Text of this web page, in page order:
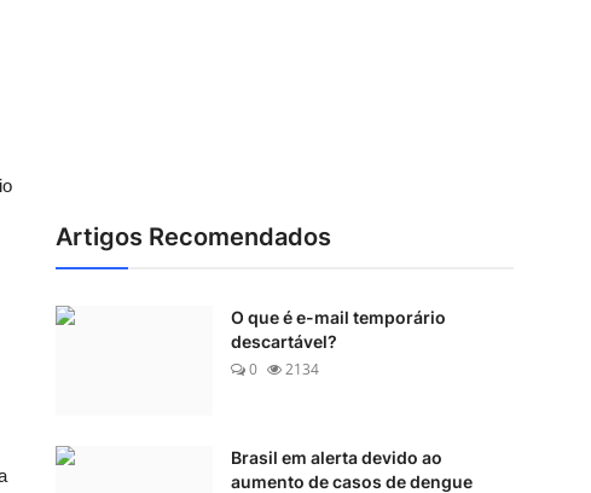
Artigos Recomendados
O que é e-mail temporário
descartável?
0
2134
Brasil em alerta devido ao
aumento de casos de dengue